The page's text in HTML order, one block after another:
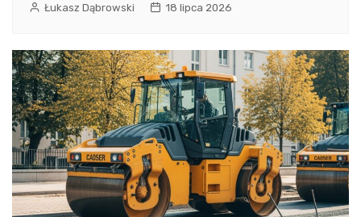
Łukasz Dąbrowski 18 lipca 2026